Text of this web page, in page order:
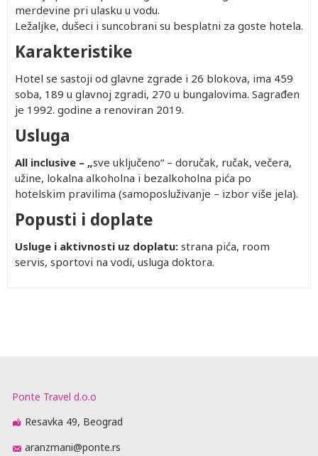
merdevine pri ulasku u vodu.
Ležaljke, dušeci i suncobrani su besplatni za goste hotela.
Karakteristike
Hotel se sastoji od glavne zgrade i 26 blokova, ima 459
soba, 189 u glavnoj zgradi, 270 u bungalovima. Sagrađen
je 1992. godine a renoviran 2019.
Usluga
All inclusive – „sve uključeno“ – doručak, ručak, večera,
užine, lokalna alkoholna i bezalkoholna pića po
hotelskim pravilima (samoposluživanje – izbor više jela).
Popusti i doplate
Usluge i aktivnosti uz doplatu: strana pića, room
servis, sportovi na vodi, usluga doktora.
Ponte Travel d.o.o
Resavka 49, Beograd
aranzmani@ponte.rs